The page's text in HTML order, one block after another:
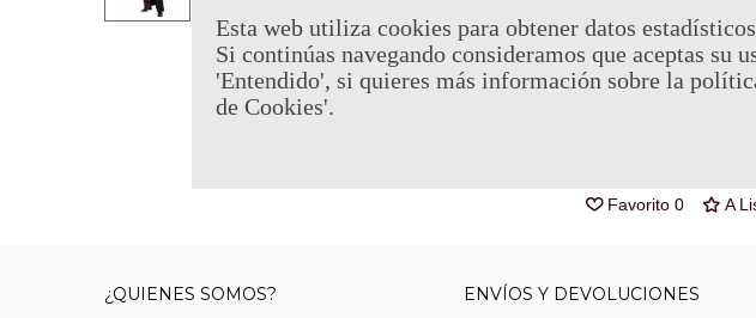
Al comprar este
Su cesta sera de
cupón de
€ 0.17
Favorito 0 A
¿QUIENES SOMOS? ENVÍOS Y DEVOLUCIONES
Esta web utiliza cookies para obtener datos
Si continúas navegando consideramos que aceptas su
'Entendido', si quieres más información sobre la
de Cookies'.